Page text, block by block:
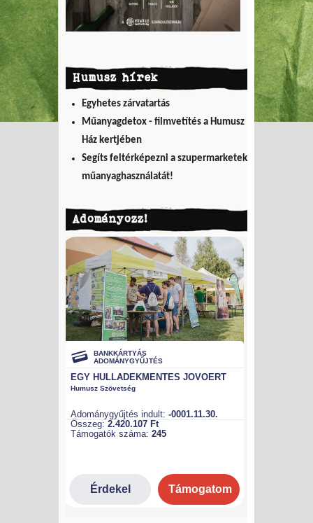
Humusz hírek
Egyhetes zárvatartás
Műanyagdetox - filmvetítés a Humusz
Ház kertjében
Segíts feltérképezni a szupermarketek
műanyaghasználatát!
Adományozz!